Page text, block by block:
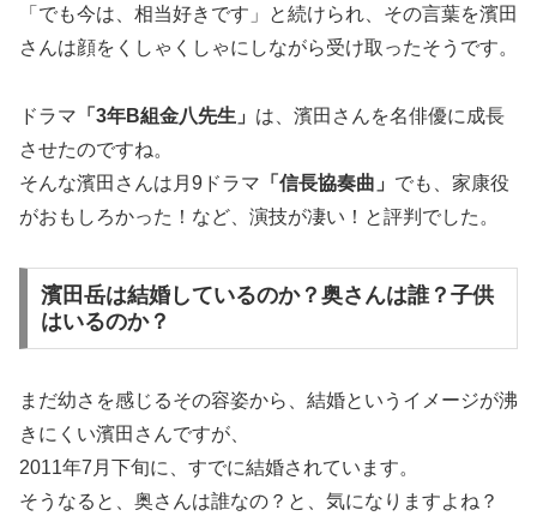
「でも今は、相当好きです」
と続けられ、その言葉を濱田
さんは顔をくしゃくしゃにしながら受け取ったそうです。
ドラマ 「3年B組金八先生」 は、濱田さんを名俳優に成長
させたのですね。
そんな濱田さんは月9ドラマ 「信長協奏曲」 でも、家康役
がおもしろかった！など、演技が凄い！と評判でした。
濱田岳は結婚しているのか？奥さんは誰？子供
はいるのか？
まだ幼さを感じるその容姿から、結婚というイメージが沸
きにくい濱田さんですが、
2011年7月下旬に、すでに結婚されています。
そうなると、奥さんは誰なの？と、気になりますよね？